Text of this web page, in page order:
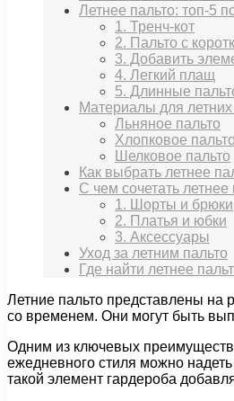
Летнее пальто: топ-5
1. Тренч-кот
2. Пальто с
3. Добавить
4. Легкий плащ
5. Длинные
Материалы для летних
Льняное пальто
Хлопковое пальто
Шелковое пальто
Как выбрать летнее
С чем сочетать летнее
1. Шорты и брюки
2. Платья и юбки
3. Аксессуары
Уход за летним пальто
Где найти летнее
Летние пальто представлены на
со временем. Они могут быть
Одним из ключевых преимуществ
ежедневного стиля можно
такой элемент гардероба